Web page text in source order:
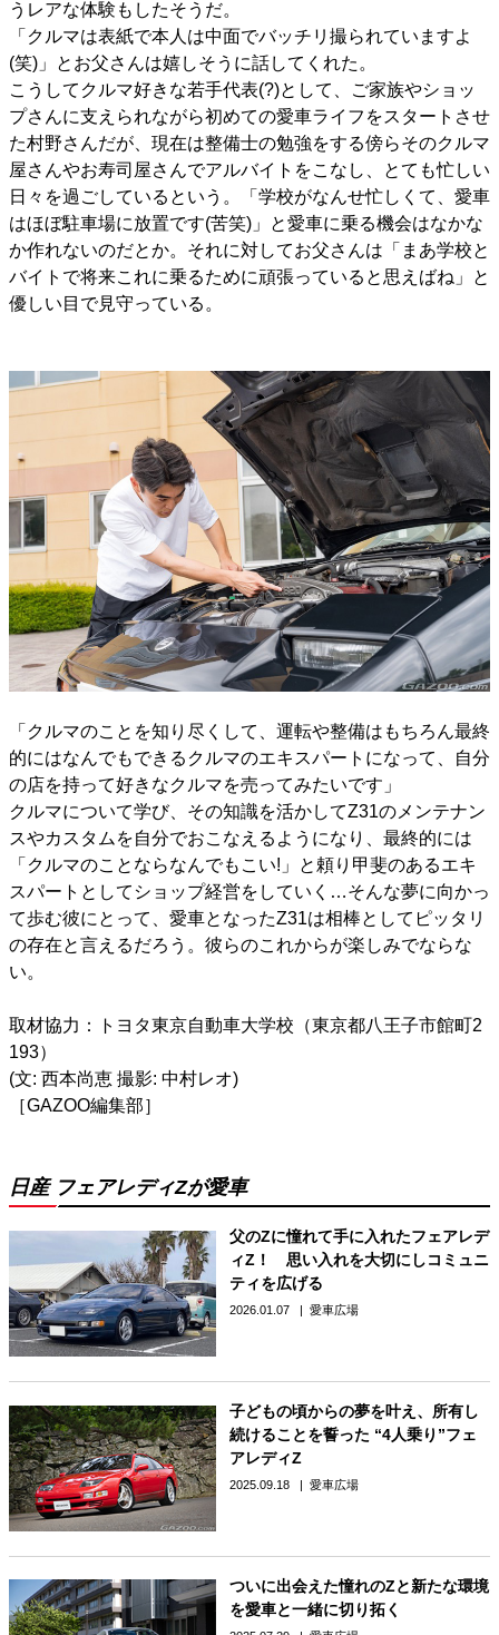
うレアな体験もしたそうだ。
「クルマは表紙で本人は中面でバッチリ撮られていますよ
(笑)」とお父さんは嬉しそうに話してくれた。
こうしてクルマ好きな若手代表(?)として、ご家族やショッ
プさんに支えられながら初めての愛車ライフをスタートさせ
た村野さんだが、現在は整備士の勉強をする傍らそのクルマ
屋さんやお寿司屋さんでアルバイトをこなし、とても忙しい
日々を過ごしているという。「学校がなんせ忙しくて、愛車
はほぼ駐車場に放置です(苦笑)」と愛車に乗る機会はなかな
か作れないのだとか。それに対してお父さんは「まあ学校と
バイトで将来これに乗るために頑張っていると思えばね」と
優しい目で見守っている。
「クルマのことを知り尽くして、運転や整備はもちろん最終
的にはなんでもできるクルマのエキスパートになって、自分
の店を持って好きなクルマを売ってみたいです」
クルマについて学び、その知識を活かしてZ31のメンテナン
スやカスタムを自分でおこなえるようになり、最終的には
「クルマのことならなんでもこい!」と頼り甲斐のあるエキ
スパートとしてショップ経営をしていく…そんな夢に向かっ
て歩む彼にとって、愛車となったZ31は相棒としてピッタリ
の存在と言えるだろう。彼らのこれからが楽しみでならな
い。
取材協力：トヨタ東京自動車大学校（東京都八王子市館町2
193）
(⽂: 西本尚恵 撮影: 中村レオ)
［GAZOO編集部］
日産 フェアレディZが愛車
父のZに憧れて手に入れたフェアレデ
ィZ！ 思い入れを大切にしコミュニ
ティを広げる
2026.01.07 愛車広場
子どもの頃からの夢を叶え、所有し
続けることを誓った “4人乗り”フェ
アレディZ
2025.09.18 愛車広場
ついに出会えた憧れのZと新たな環境
を愛車と一緒に切り拓く